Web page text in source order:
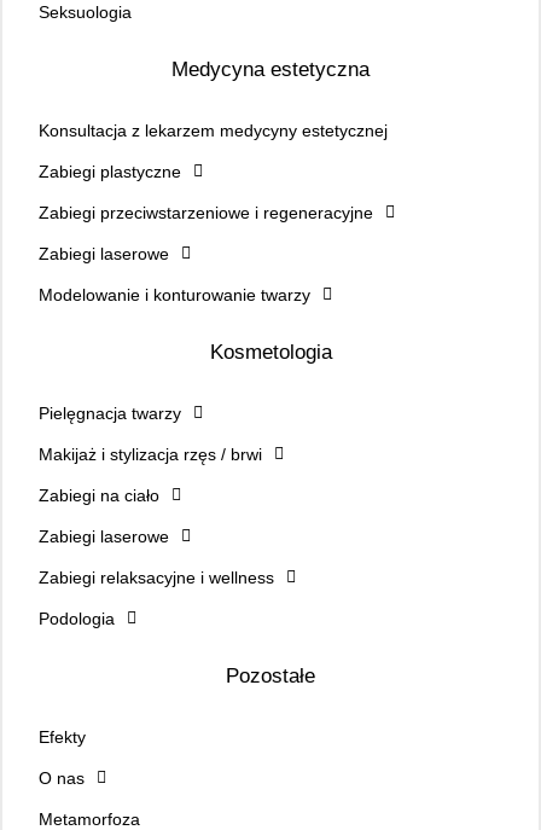
Seksuologia
Medycyna estetyczna
Konsultacja z lekarzem medycyny estetycznej
Zabiegi plastyczne
Zabiegi przeciwstarzeniowe i regeneracyjne
Zabiegi laserowe
Modelowanie i konturowanie twarzy
Kosmetologia
Pielęgnacja twarzy
Makijaż i stylizacja rzęs / brwi
Zabiegi na ciało
Zabiegi laserowe
Zabiegi relaksacyjne i wellness
Podologia
Pozostałe
Efekty
O nas
Metamorfoza